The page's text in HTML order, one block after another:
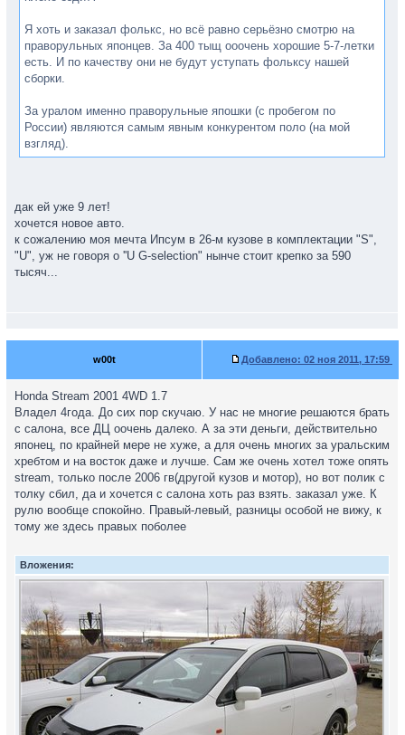
Я хоть и заказал фолькс, но всё равно серьёзно смотрю на
праворульных японцев. За 400 тыщ ооочень хорошие 5-7-летки
есть. И по качеству они не будут уступать фольксу нашей
сборки.
За уралом именно праворульные япошки (с пробегом по
России) являются самым явным конкурентом поло (на мой
взгляд).
дак ей уже 9 лет!
хочется новое авто.
к сожалению моя мечта Ипсум в 26-м кузове в комплектации "S",
"U", уж не говоря о ''U G-selection" нынче стоит крепко за 590
тысяч...
w00t Добавлено: 02 ноя 2011, 17:59
Honda Stream 2001 4WD 1.7
Владел 4года. До сих пор скучаю. У нас не многие решаются брать
с салона, все ДЦ оочень далеко. А за эти деньги, действительно
японец, по крайней мере не хуже, а для очень многих за уральским
хребтом и на восток даже и лучше. Сам же очень хотел тоже опять
stream, только после 2006 гв(другой кузов и мотор), но вот полик с
толку сбил, да и хочется с салона хоть раз взять. заказал уже. К
рулю вообще спокойно. Правый-левый, разницы особой не вижу, к
тому же здесь правых поболее
Вложения: